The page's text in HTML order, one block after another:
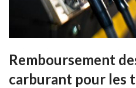
Remboursement
carburant pour les